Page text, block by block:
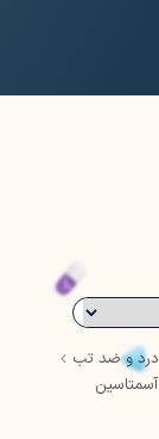
و ضد تب
آسمتاسین